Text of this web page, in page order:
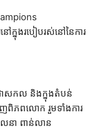
ៅក្នុងរបៀបរស់នៅនៃការ
ាសកល និងក្នុងតំបន់
ភពលោក រួមទាំងការ
លនា ពាន់លាន